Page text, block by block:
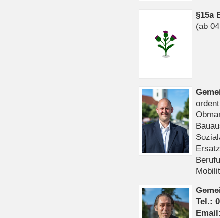
§15a
(ab
Tel.: